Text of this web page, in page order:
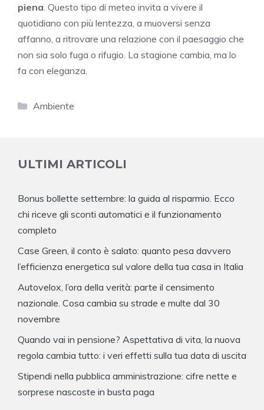
piena . Questo tipo di meteo invita a vivere il
quotidiano con più lentezza, a muoversi senza
affanno, a ritrovare una relazione con il paesaggio che
non sia solo fuga o rifugio. La stagione cambia, ma lo
fa con eleganza.
Categorie
Ambiente
ULTIMI ARTICOLI
Bonus bollette settembre: la guida al risparmio. Ecco
chi riceve gli sconti automatici e il funzionamento
completo
Case Green, il conto è salato: quanto pesa davvero
l’efficienza energetica sul valore della tua casa in Italia
Autovelox, l’ora della verità: parte il censimento
nazionale. Cosa cambia su strade e multe dal 30
novembre
Quando vai in pensione? Aspettativa di vita, la nuova
regola cambia tutto: i veri effetti sulla tua data di uscita
Stipendi nella pubblica amministrazione: cifre nette e
sorprese nascoste in busta paga